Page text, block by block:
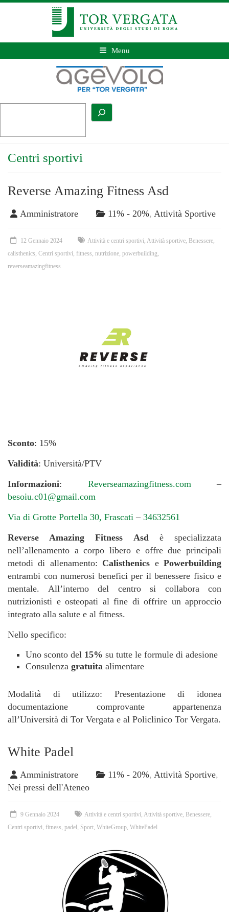
Menu
Centri sportivi
Reverse Amazing Fitness Asd
Amministratore 11% - 20%, Attività Sportive
12 Gennaio 2024 Attività e centri sportivi Attività sportive Benessere
calisthenics Centri sportivi fitness nutrizione powerbuilding
reverseamazingfitness
Sconto: 15%
Validità: Università/PTV
Informazioni: Reverseamazingfitness.com –
besoiu.c01@gmail.com
Via di Grotte Portella 30, Frascati – 34632561
Reverse Amazing Fitness Asd è specializzata
nell’allenamento a corpo libero e offre due principali
metodi di allenamento: Calisthenics ePowerbuilding
entrambi con numerosi benefici per il benessere fisico e
mentale. All’interno del centro si collabora con
nutrizionisti e osteopati al fine di offrire un approccio
integrato alla salute e al fitness.
Nello specifico:
Uno sconto del 15% su tutte le formule di adesione
Consulenza gratuita alimentare
Modalità di utilizzo: Presentazione di idonea
documentazione comprovante appartenenza
all’Università di Tor Vergata e al Policlinico Tor Vergata.
White Padel
Amministratore 11% - 20%, Attività Sportive,
Nei pressi dell'Ateneo
9 Gennaio 2024 Attività e centri sportivi Attività sportive Benessere
Centri sportivi fitness padel Sport WhiteGroup WhitePadel